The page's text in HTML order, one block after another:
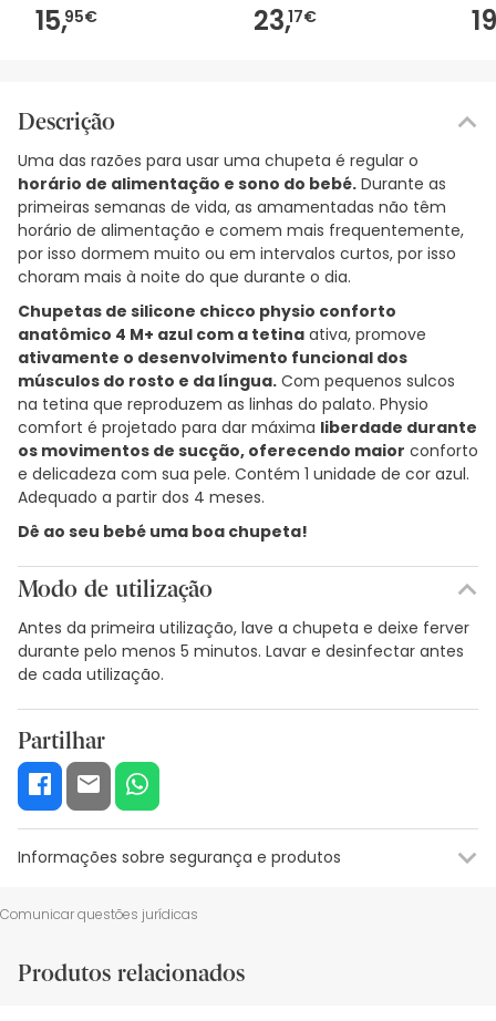
15,95€ 23,17€
Descrição
Uma das razões para usar uma chupeta é regular o
horário de alimentação e sono do bebé. Durante as
primeiras semanas de vida, as amamentadas não têm
horário de alimentação e comem mais frequentemente,
por isso dormem muito ou em intervalos curtos, por isso
choram mais à noite do que durante o dia.
Chupetas de silicone chicco physio conforto
anatômico 4 M+ azul com a tetina ativa, promove
ativamente o desenvolvimento funcional dos
músculos do rosto e da língua. Com pequenos sulcos
na tetina que reproduzem as linhas do palato. Physio
comfort é projetado para dar máxima liberdade durante
os movimentos de sucção, oferecendo maior conforto
e delicadeza com sua pele. Contém 1 unidade de cor azul.
Adequado a partir dos 4 meses.
Dê ao seu bebé uma boa chupeta!
Modo de utilização
Antes da primeira utilização, lave a chupeta e deixe ferver
durante pelo menos 5 minutos. Lavar e desinfectar antes
de cada utilização.
Partilhar
Informações sobre segurança e produtos
Recursos de segurança visual
De momento, não dispomos de imagens de segurança
Comunicar questões jurídicas
Produtos relacionados